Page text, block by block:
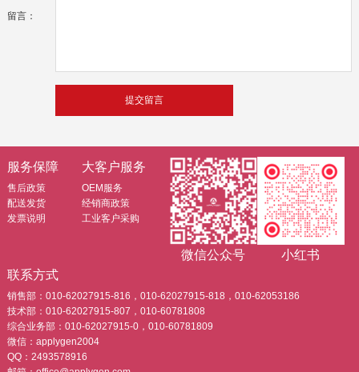
留言：
服务保障
售后政策
配送发货
发票说明
大客户服务
OEM服务
经销商政策
工业客户采购
微信公众号
小红书
联系方式
销售部：010-62027915-816，010-62027915-818，010-62053186
技术部：010-62027915-807，010-60781808
综合业务部：010-62027915-0，010-60781809
微信：applygen2004
QQ：2493578916